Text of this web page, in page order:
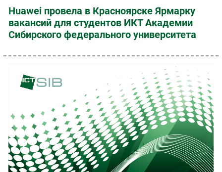
Huawei провела в Красноярске Ярмарку
вакансий для студентов ИКТ Академии
Сибирского федерального университета